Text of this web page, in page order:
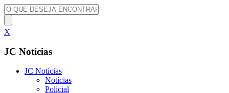
X
JC Notícias
JC Notícias
Notícias
Policial